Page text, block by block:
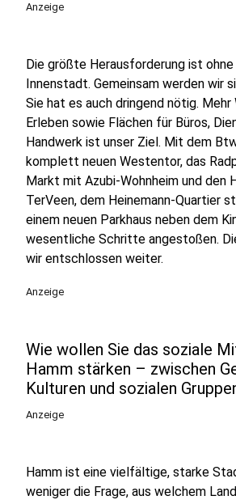
Anzeige
Die größte Herausforderung ist ohne
Innenstadt. Gemeinsam werden wir
Sie hat es auch dringend nötig. Mehr
Erleben sowie Flächen für Büros,
Handwerk ist unser Ziel. Mit dem
komplett neuen Westentor, das
Markt mit Azubi-Wohnheim und den
TerVeen, dem Heinemann-Quartier
einem neuen Parkhaus neben dem
wesentliche Schritte angestoßen.
wir entschlossen weiter.
Anzeige
Wie wollen Sie das soziale
Hamm stärken – zwischen
Kulturen und sozialen
Anzeige
Hamm ist eine vielfältige, starke
weniger die Frage, aus welchem